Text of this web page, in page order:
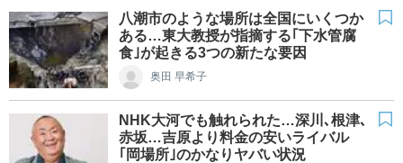
八潮市のような場所は全国にいくつか
ある…東大教授が指摘する｢下水管腐
食｣が起きる3つの新たな要因
奥田 早希子
NHK大河でも触れられた…深川､根津､
赤坂…吉原より料金の安いライバル
｢岡場所｣のかなりヤバい状況